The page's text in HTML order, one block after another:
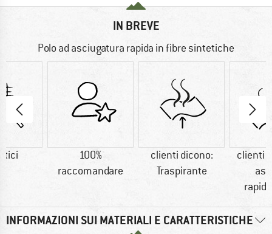
IN BREVE
Polo ad asciugatura rapida in fibre sintetiche
100%
raccomandare
clienti dicono:
Traspirante
clienti
INFORMAZIONI SUI MATERIALI E CARATTERISTICHE